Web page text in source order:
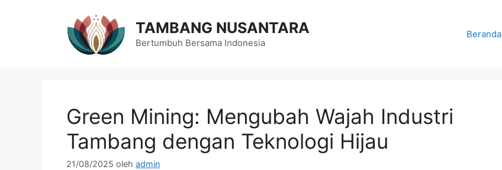
TAMBANG NUSANTARA
Bertumbuh Bersama Indonesia
Beranda
Green Mining: Mengubah Wajah Industri
Tambang dengan Teknologi Hijau
21/08/2025 oleh admin